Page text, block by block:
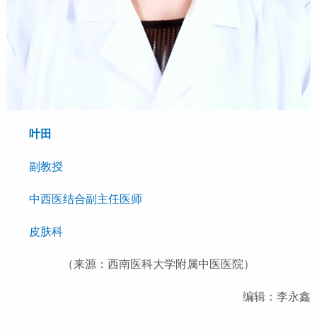
叶田
副教授
中西医结合副主任医师
皮肤科
（来源：西南医科大学附属中医医院）
编辑：李永鑫